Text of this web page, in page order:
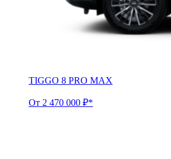
TIGGO 8 PRO MAX
От 2 470 000 ₽*